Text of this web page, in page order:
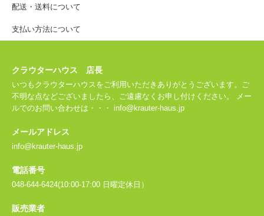
配送・送料について
支払い方法について
クラウターハウス 店長
いつもクラウターハウスをご利用いただきありがとうございます。ご
不明な点などございましたら、ご遠慮なくお申し付けください。 メー
ルでのお問い合わせは・・・ info@krauter-haus.jp
メールアドレス
info@krauter-haus.jp
電話番号
048-644-6424(10:00-17:00 日曜定休日）
販売業者